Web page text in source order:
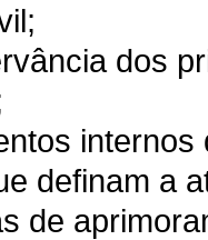
dos
definam a
de